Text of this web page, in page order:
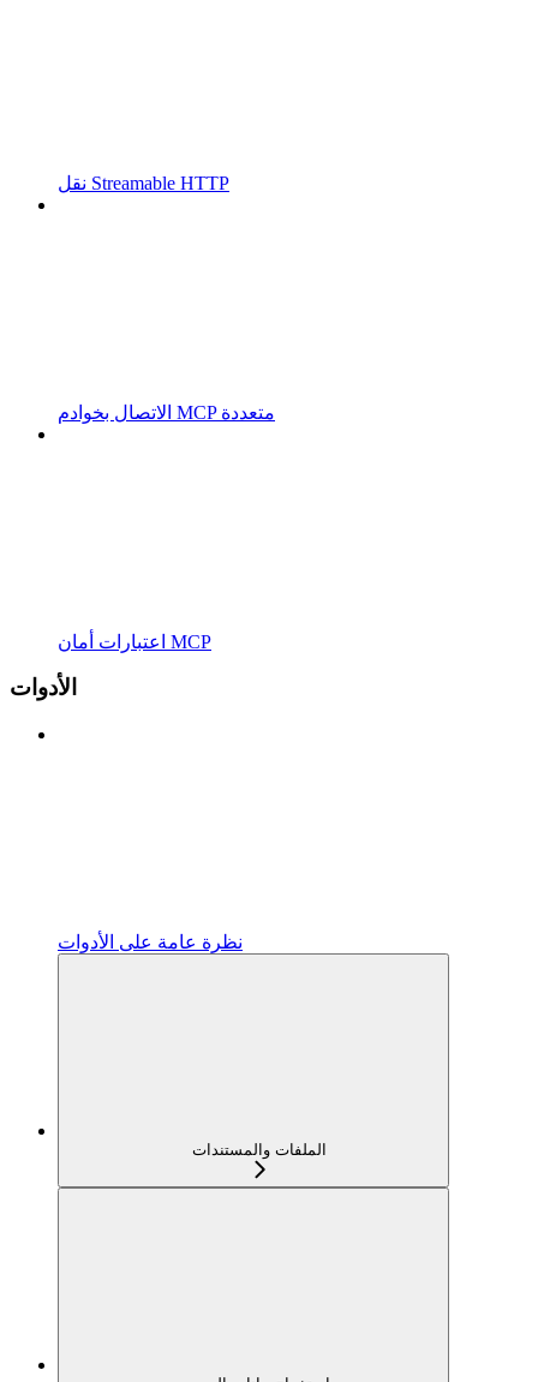
نقل Streamable HTTP
الاتصال بخوادم MCP متعددة
اعتبارات أمان MCP
الأدوات
نظرة عامة على الأدوات
الملفات والمستندات